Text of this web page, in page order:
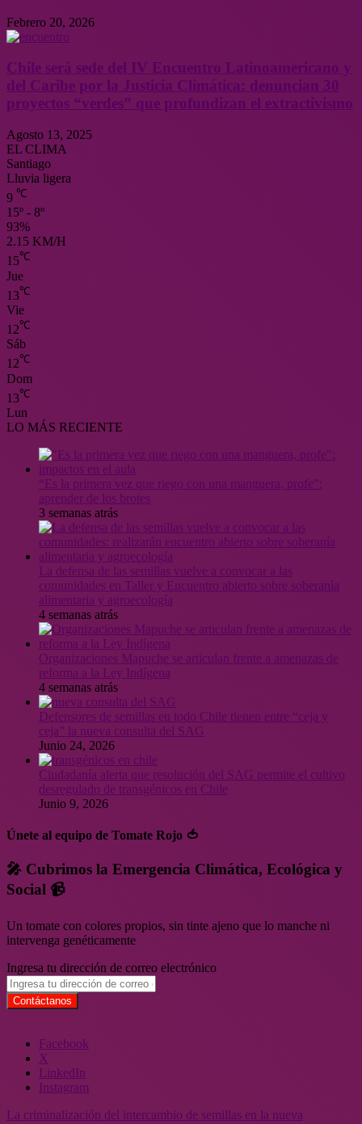
Febrero 20, 2026
Chile será sede del IV Encuentro Latinoamericano y
del Caribe por la Justicia Climática: denuncian 30
proyectos “verdes” que profundizan el extractivismo
Agosto 13, 2025
EL CLIMA
Santiago
Lluvia ligera
9 ℃
15º - 8º
93%
2.15 KM/H
15℃
Jue
13℃
Vie
12℃
Sáb
12℃
Dom
13℃
Lun
LO MÁS RECIENTE
“Es la primera vez que riego con una manguera, profe”:
aprender de los brotes
3 semanas atrás
La defensa de las semillas vuelve a convocar a las
comunidades en Taller y Encuentro abierto sobre soberanía
alimentaria y agroecología
4 semanas atrás
Organizaciones Mapuche se articulan frente a amenazas de
reforma a la Ley Indígena
4 semanas atrás
Defensores de semillas en todo Chile tienen entre “ceja y
ceja” la nueva consulta del SAG
Junio 24, 2026
Ciudadanía alerta que resolución del SAG permite el cultivo
desregulado de transgénicos en Chile
Junio 9, 2026
Únete al equipo de Tomate Rojo 🍅
🎤 Cubrimos la Emergencia Climática, Ecológica y
Social 📹
Un tomate con colores propios, sin tinte ajeno que lo manche ni
intervenga genéticamente
Ingresa tu dirección de correo electrónico
Facebook
X
LinkedIn
Instagram
La criminalización del intercambio de semillas en la nueva